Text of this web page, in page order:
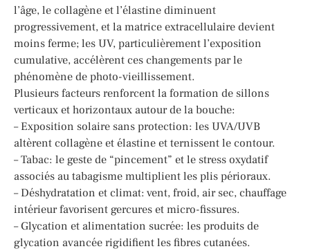
l’âge, le collagène et l’élastine diminuent
progressivement, et la matrice extracellulaire devient
moins ferme; les UV, particulièrement l’exposition
cumulative, accélèrent ces changements par le
phénomène de photo-vieillissement.
Plusieurs facteurs renforcent la formation de sillons
verticaux et horizontaux autour de la bouche:
– Exposition solaire sans protection: les UVA/UVB
altèrent collagène et élastine et ternissent le contour.
– Tabac: le geste de “pincement” et le stress oxydatif
associés au tabagisme multiplient les plis périoraux.
– Déshydratation et climat: vent, froid, air sec, chauffage
intérieur favorisent gercures et micro-fissures.
– Glycation et alimentation sucrée: les produits de
glycation avancée rigidifient les fibres cutanées.